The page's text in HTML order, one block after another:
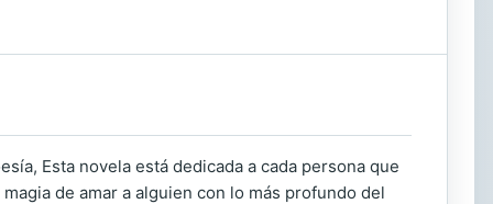
Esta novela está dedicada a cada persona que
de amar a alguien con lo más profundo del